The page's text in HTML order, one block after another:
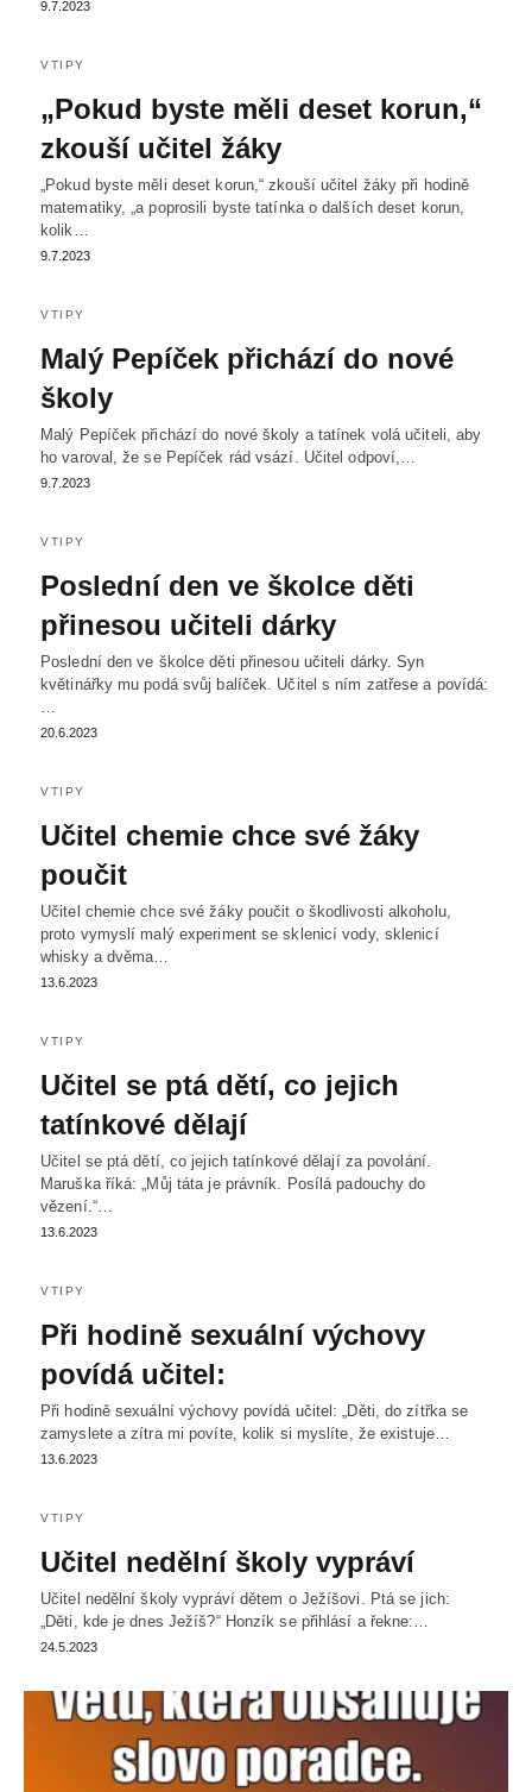
9.7.2023
VTIPY
„Pokud byste měli deset korun,“
zkouší učitel žáky
„Pokud byste měli deset korun,“ zkouší učitel žáky při hodině
matematiky, „a poprosili byste tatínka o dalších deset korun,
kolik…
9.7.2023
VTIPY
Malý Pepíček přichází do nové
školy
Malý Pepíček přichází do nové školy a tatínek volá učiteli, aby
ho varoval, že se Pepíček rád vsází. Učitel odpoví,…
9.7.2023
VTIPY
Poslední den ve školce děti
přinesou učiteli dárky
Poslední den ve školce děti přinesou učiteli dárky. Syn
květinářky mu podá svůj balíček. Učitel s ním zatřese a povídá:
20.6.2023
VTIPY
Učitel chemie chce své žáky
poučit
Učitel chemie chce své žáky poučit o škodlivosti alkoholu,
proto vymyslí malý experiment se sklenicí vody, sklenicí
whisky a dvěma…
13.6.2023
VTIPY
Učitel se ptá dětí, co jejich
tatínkové dělají
Učitel se ptá dětí, co jejich tatínkové dělají za povolání.
Maruška říká: „Můj táta je právník. Posílá padouchy do
vězení.“…
13.6.2023
VTIPY
Při hodině sexuální výchovy
povídá učitel:
Při hodině sexuální výchovy povídá učitel: „Děti, do zítřka se
zamyslete a zítra mi povíte, kolik si myslíte, že existuje…
13.6.2023
VTIPY
Učitel nedělní školy vypráví
Učitel nedělní školy vypráví dětem o Ježíšovi. Ptá se jich:
„Děti, kde je dnes Ježíš?“ Honzík se přihlásí a řekne:…
24.5.2023